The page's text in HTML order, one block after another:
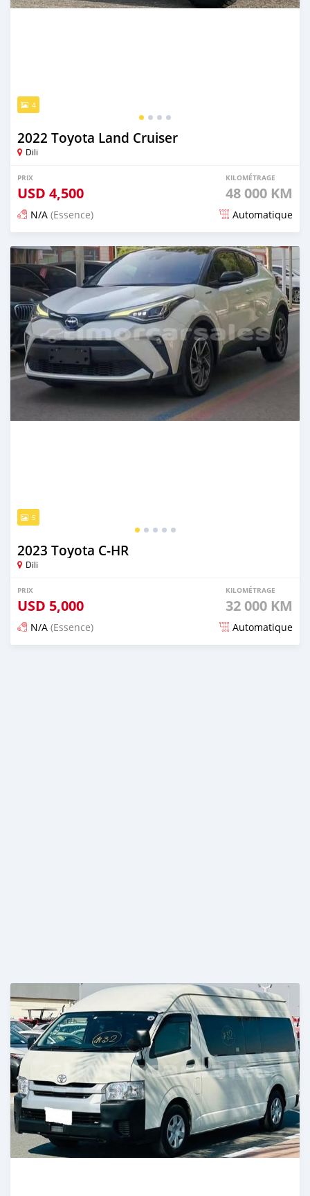
4
2022 Toyota Land Cruiser
Dili
PRIX
USD 4,500
KILOMÉTRAGE
48 000 KM
N/A (Essence) Automatique
Publié il y a 15 jours
5
2023 Toyota C-HR
Dili
PRIX
USD 5,000
KILOMÉTRAGE
32 000 KM
N/A (Essence) Automatique